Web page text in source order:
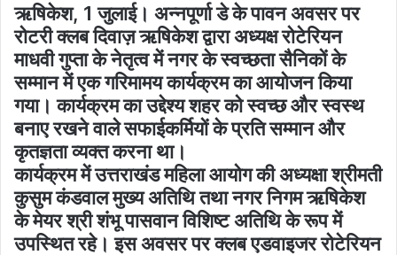
ऋषिकेश, 1 जुलाई। अन्नपूर्णा डे के पावन अवसर पर
रोटरी क्लब दिवाज़ ऋषिकेश द्वारा अध्यक्ष रोटेरियन
माधवी गुप्ता के नेतृत्व में नगर के स्वच्छता सैनिकों के
सम्मान में एक गरिमामय कार्यक्रम का आयोजन किया
गया। कार्यक्रम का उद्देश्य शहर को स्वच्छ और स्वस्थ
बनाए रखने वाले सफाईकर्मियों के प्रति सम्मान और
कृतज्ञता व्यक्त करना था।
कार्यक्रम में उत्तराखंड महिला आयोग की अध्यक्षा श्रीमती
कुसुम कंडवाल मुख्य अतिथि तथा नगर निगम ऋषिकेश
के मेयर श्री शंभू पासवान विशिष्ट अतिथि के रूप में
उपस्थित रहे। इस अवसर पर क्लब एडवाइजर रोटेरियन